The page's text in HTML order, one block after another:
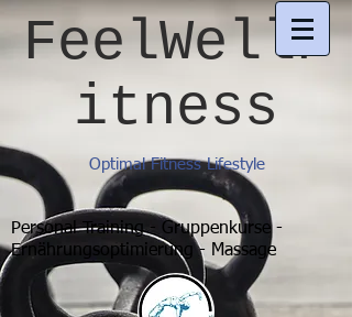
Optimal Fitness Lifestyle
FeelWellF
itness
Personal Training - Gruppenkurse -
Ernährungsoptimierung - Massage